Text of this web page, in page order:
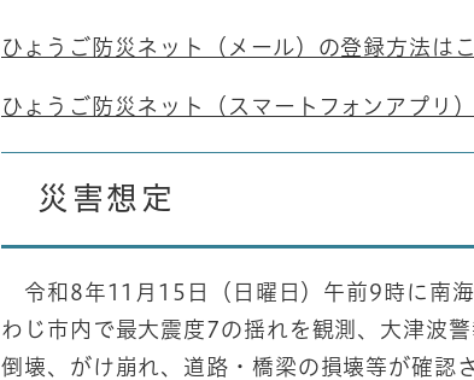
ひょうご防災ネット（メール）の登録方法は
ひょうご防災ネット（スマートフォンアプリ
災害想定
令和8年11月15日（日曜日）午前9時に南
わじ市内で最大震度7の揺れを観測、大津波
倒壊、がけ崩れ、道路・橋梁の損壊等が確認